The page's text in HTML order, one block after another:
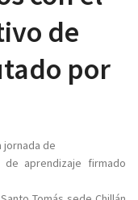
de
por
jornada de
de aprendizaje firmado